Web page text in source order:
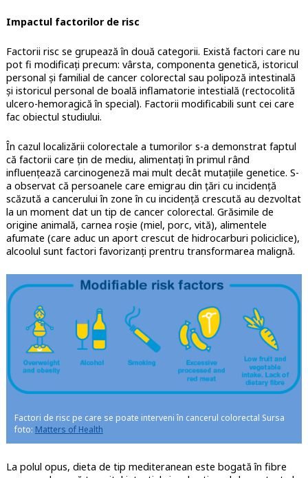
Impactul factorilor de risc
Factorii risc se grupează în două categorii. Există factori care nu
pot fi modificați precum: vârsta, componenta genetică, istoricul
personal și familial de cancer colorectal sau polipoză intestinală
și istoricul personal de boală inflamatorie intestială (rectocolită
ulcero-hemoragică în special). Factorii modificabili sunt cei care
fac obiectul studiului.
În cazul localizării colorectale a tumorilor s-a demonstrat faptul
că factorii care țin de mediu, alimentați în primul rând
influențează carcinogeneză mai mult decât mutațiile genetice. S-
a observat că persoanele care emigrau din țări cu incidență
scăzută a cancerului în zone în cu incidență crescută au dezvoltat
la un moment dat un tip de cancer colorectal. Grăsimile de
origine animală, carnea roșie (miel, porc, vită), alimentele
afumate (care aduc un aport crescut de hidrocarburi policiclice),
alcoolul sunt factori favorizanți prentru transformarea malignă.
Factori de risc pe care se poate interveni în cancerul colorectal Sursa
foto: Matters of Health
La polul opus, dieta de tip mediteranean este bogată în fibre